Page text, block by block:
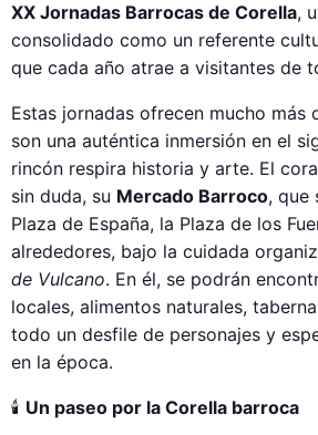
XX Jornadas Barrocas de Corella,
consolidado como un referente
que cada año atrae a visitantes de
Estas jornadas ofrecen mucho más
son una auténtica inmersión en el
rincón respira historia y arte. El
sin duda, su Mercado Barroco, que
Plaza de España, la Plaza de los
alrededores, bajo la cuidada
de Vulcano. En él, se podrán
locales, alimentos naturales,
todo un desfile de personajes y
en la época.
🕯️ Un paseo por la Corella barroca